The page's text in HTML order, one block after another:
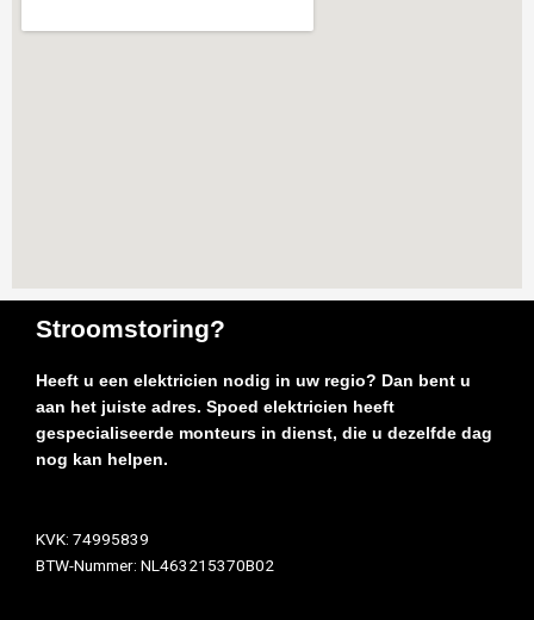
Stroomstoring?
Heeft u een elektricien nodig in uw regio? Dan bent u
aan het juiste adres. Spoed elektricien heeft
gespecialiseerde monteurs in dienst, die u dezelfde dag
nog kan helpen.
KVK: 74995839
BTW-Nummer: NL463215370B02